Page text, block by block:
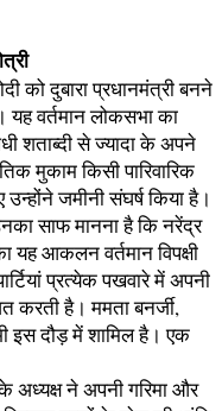
को दुबारा प्रधानमंत्री बनने
यह वर्तमान लोकसभा का
शताब्दी से ज्यादा के अपने
मुकाम किसी पारिवारिक
जमीनी संघर्ष किया है।
साफ मानना है कि नरेंद्र
यह आकलन वर्तमान विपक्षी
प्रत्येक पखवारे में अपनी
करती है। ममता बनर्जी,
इस दौड़ में शामिल है। एक
अध्यक्ष ने अपनी गरिमा और